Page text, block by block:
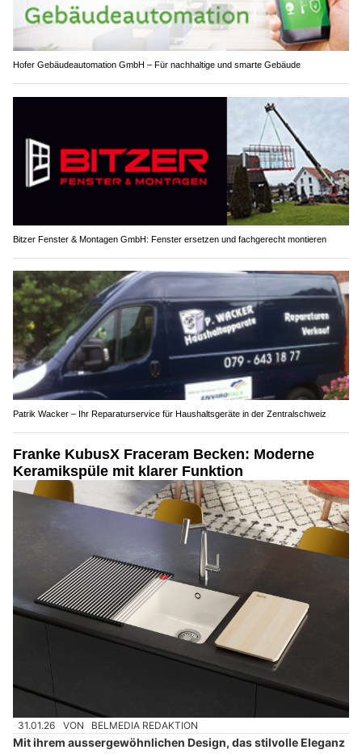
Hofer Gebäudeautomation GmbH – Für nachhaltige und smarte Gebäude
Bitzer Fenster & Montagen GmbH: Fenster ersetzen und fachgerecht montieren
Patrik Wacker – Ihr Reparaturservice für Haushaltsgeräte in der Zentralschweiz
Franke KubusX Fraceram Becken: Moderne
Keramikspüle mit klarer Funktion
31.01.26 VON BELMEDIA REDAKTION
Mit ihrem aussergewöhnlichen Design, das stilvolle Eleganz